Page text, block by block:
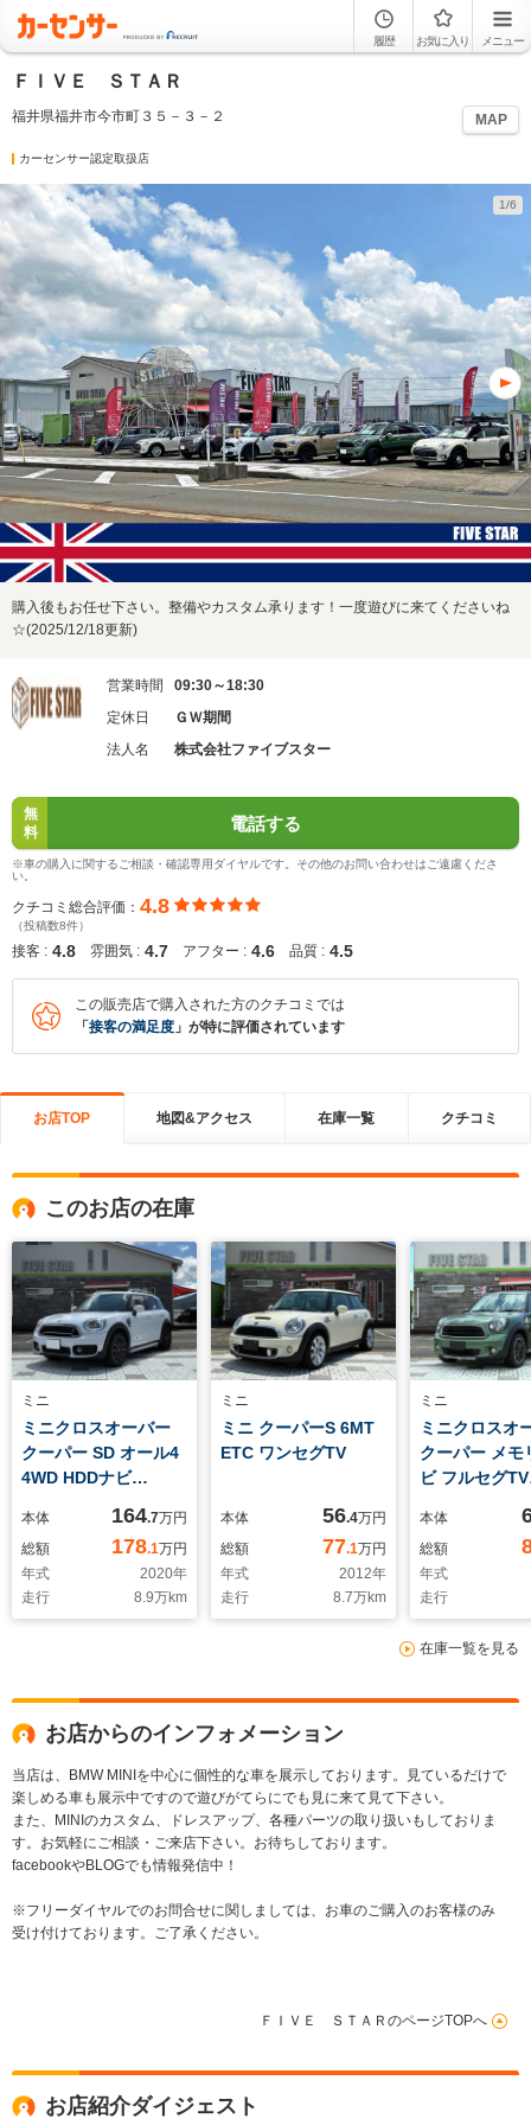
履歴 お気に入り メニュー
ＦＩＶＥ ＳＴＡＲ
福井県福井市今市町３５－３－２ MAP
カーセンサー認定取扱店
1/6
購入後もお任せ下さい。整備やカスタム承ります！一度遊びに来てくださいね
☆(2025/12/18更新)
営業時間
09:30～18:30
定休日
ＧＷ期間
法人名
株式会社ファイブスター
無
料
電話する
※車の購入に関するご相談・確認専用ダイヤルです。その他のお問い合わせはご遠慮くださ
い。
クチコミ総合評価： 4.8
（投稿数8件）
接客 : 4.8 雰囲気 : 4.7 アフター : 4.6 品質 : 4.5
この販売店で購入された方のクチコミでは
「 接客の満足度 」が特に評価されています
お店TOP 地図&アクセス 在庫一覧 クチコミ
このお店の在庫
ミニ
ミニクロスオーバー
クーパー SD オール4
4WD HDDナビ
メラ ETC ドライブレ
コーダー 電動シート
電動リアゲート
本体 164.7万円
総額
178.1万円
年式
2020年
走行
8.9万km
ミニ
ミニ クーパーS 6MT
ETC ワンセグTV
本体 56.4万円
総額
77.1万円
年式
2012年
走行
8.7万km
ミニ
ミニクロスオ
クーパー メモ
ビ フルセグTV
メラ ドライブ
ダー ETC
本体
総額
年式
走行
在庫一覧を見る
お店からのインフォメーション
当店は、BMW MINIを中心に個性的な車を展示しております。見ているだけで
楽しめる車も展示中ですので遊びがてらにでも見に来て見て下さい。
また、MINIのカスタム、ドレスアップ、各種パーツの取り扱いもしておりま
す。お気軽にご相談・ご来店下さい。お待ちしております。
facebookやBLOGでも情報発信中！
※フリーダイヤルでのお問合せに関しましては、お車のご購入のお客様のみ
受け付けております。ご了承ください。
ＦＩＶＥ ＳＴＡＲのページTOPへ
お店紹介ダイジェスト